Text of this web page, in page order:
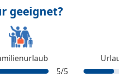
geeignet?
5/5